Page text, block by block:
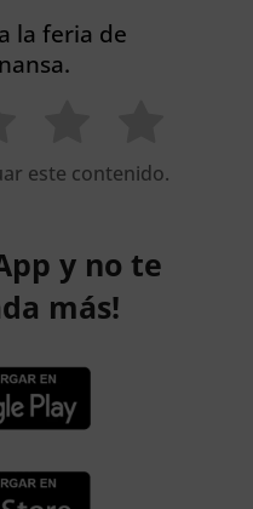
la feria de
este contenido.
y no te
más!